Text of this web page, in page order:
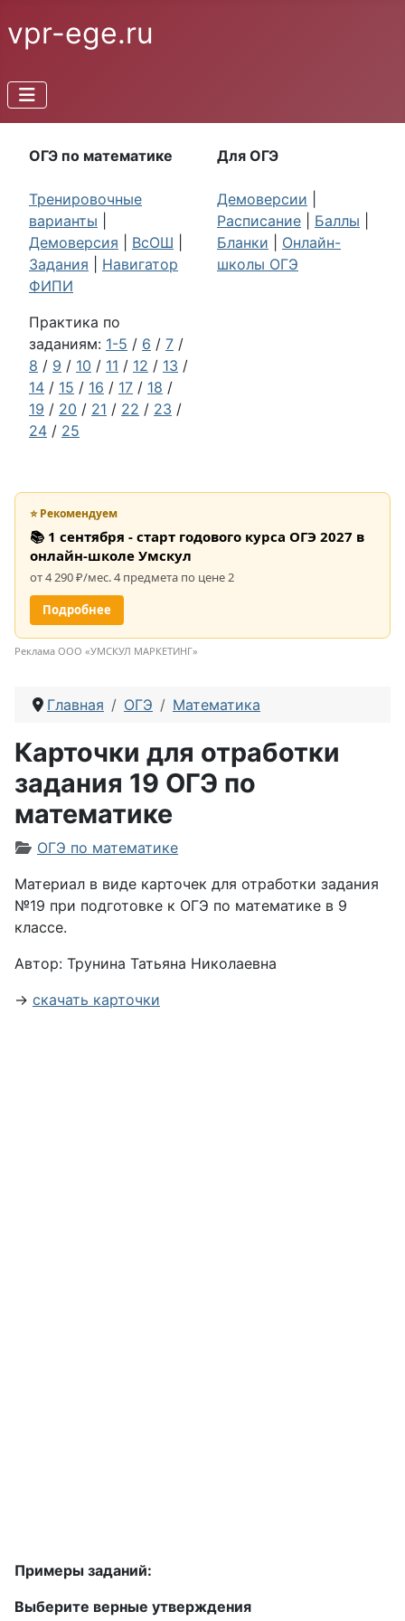
vpr-ege.ru
ОГЭ по математике
Тренировочные
варианты
Демоверсия
ВсОШ
Задания
Навигатор
ФИПИ
Практика по
заданиям: 1-5 / 6 / 7 /
8 / 9 / 10 / 11 / 12 / 13 /
14 / 15 / 16 / 17 / 18 /
19 / 20 / 21 / 22 / 23 /
24 / 25
Для ОГЭ
Демоверсии
Расписание
Баллы
Бланки
Онлайн-
школы ОГЭ
⭐ Рекомендуем
📚 1 сентября - старт годового курса ОГЭ 2027 в
онлайн-школе Умскул
от 4 290 ₽/мес. 4 предмета по цене 2
Подробнее
Реклама ООО «УМСКУЛ МАРКЕТИНГ»
Главная ОГЭ Математика
Карточки для отработки
задания 19 ОГЭ по
математике
Информация о материале
ОГЭ по математике
Материал в виде карточек для отработки задания
№19 при подготовке к ОГЭ по математике в 9
классе.
Автор: Трунина Татьяна Николаевна
→ скачать карточки
Примеры заданий:
Выберите верные утверждения